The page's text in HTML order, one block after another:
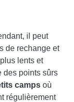
il peut
de rechange et
lents et
des points sûrs
camps où
régulièrement